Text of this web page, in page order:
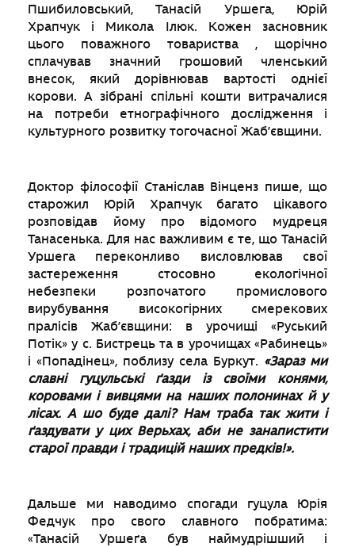
Пшибиловський, Танасій Уршега, Юрій
Храпчук і Микола Ілюк. Кожен засновник
цього поважного товариства , щорічно
сплачував значний грошовий членський
внесок, який дорівнював вартості однієї
корови. А зібрані спільні кошти витрачалися
на потреби етнографічного дослідження і
культурного розвитку тогочасної Жаб’євщини.
Доктор філософії Станіслав Вінценз пише, що
старожил Юрій Храпчук багато цікавого
розповідав йому про відомого мудреця
Танасенька. Для нас важливим є те, що Танасій
Уршега переконливо висловлював свої
застереження стосовно екологічної
небезпеки розпочатого промислового
вирубування високогірних смерекових
пралісів Жаб’євщини: в урочищі «Руський
Потік» у с. Бистрець та в урочищах «Рабинець»
і «Попадінец», поблизу села Буркут. «Зараз ми
славні гуцульські ґазди із своїми конями,
коровами і вивцями на наших полонинах й у
лісах. А шо буде далі? Нам траба так жити і
ґаздувати у цих Верьхах, аби не занапистити
старої правди і традицій наших предків!».
Дальше ми наводимо спогади гуцула Юрія
Федчук про свого славного побратима:
«Танасій Уршеґа був наймудрішший і